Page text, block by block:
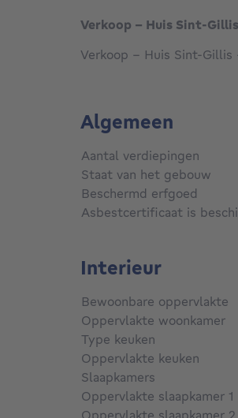
Verkoop - Huis Sint-
Verkoop - Huis Sint-
Algemeen
Aantal verdiepingen
Staat van het gebouw
Beschermd erfgoed
Asbestcertificaat is
Interieur
Bewoonbare oppervlakte
Oppervlakte woonkamer
Type keuken
Oppervlakte keuken
Slaapkamers
Oppervlakte slaapkamer 1